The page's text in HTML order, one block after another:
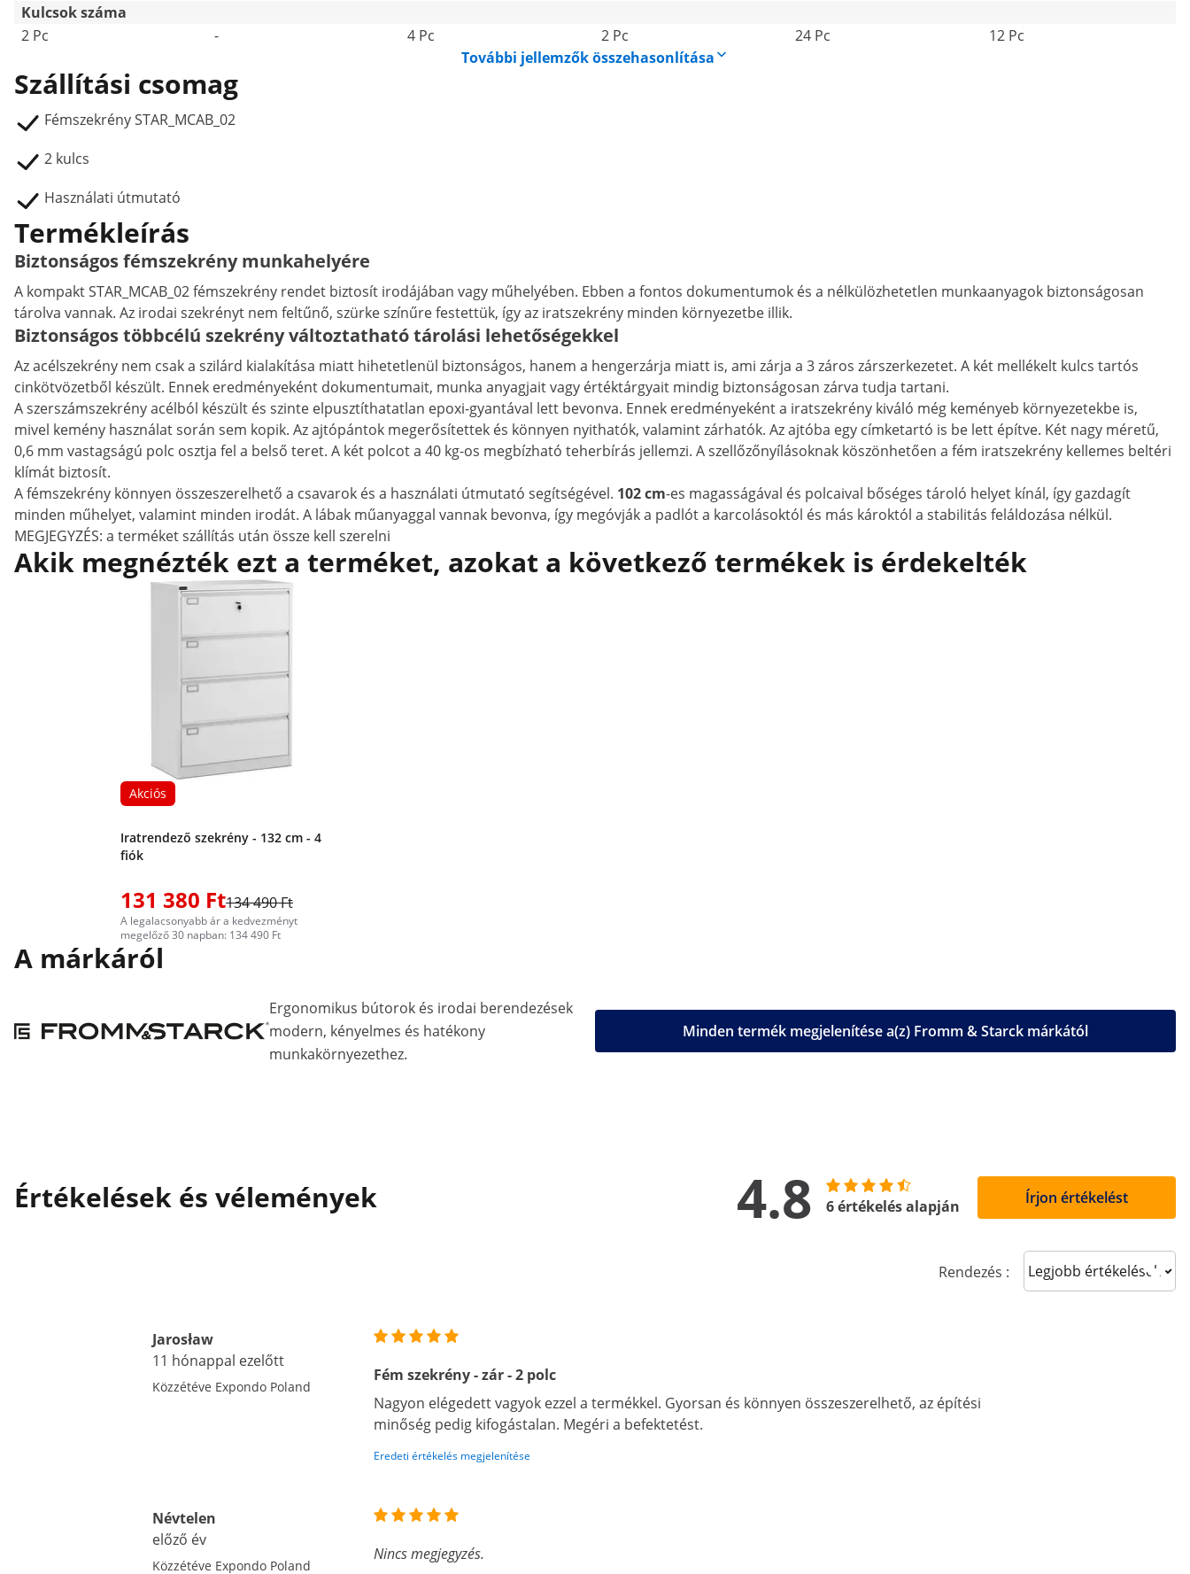
Kulcsok száma
2 Pc
- 4 Pc 2 Pc 24 Pc
12 Pc
További jellemzők összehasonlítása
Szállítási csomag
Fémszekrény STAR_MCAB_02
2 kulcs
Használati útmutató
Termékleírás
Biztonságos fémszekrény munkahelyére
A kompakt STAR_MCAB_02 fémszekrény rendet biztosít irodájában vagy műhelyében. Ebben a fontos dokumentumok és a nélkülözhetetlen munkaanyagok biztonságosan
tárolva vannak. Az irodai szekrényt nem feltűnő, szürke színűre festettük, így az iratszekrény minden környezetbe illik.
Biztonságos többcélú szekrény változtatható tárolási lehetőségekkel
Az acélszekrény nem csak a szilárd kialakítása miatt hihetetlenül biztonságos, hanem a hengerzárja miatt is, ami zárja a 3 záros zárszerkezetet. A két mellékelt kulcs tartós
cinkötvözetből készült. Ennek eredményeként dokumentumait, munka anyagjait vagy értéktárgyait mindig biztonságosan zárva tudja tartani.
A szerszámszekrény acélból készült és szinte elpusztíthatatlan epoxi-gyantával lett bevonva. Ennek eredményeként a iratszekrény kiváló még keményeb környezetekbe is,
mivel kemény használat során sem kopik. Az ajtópántok megerősítettek és könnyen nyithatók, valamint zárhatók. Az ajtóba egy címketartó is be lett építve. Két nagy méretű,
0,6 mm vastagságú polc osztja fel a belső teret. A két polcot a 40 kg-os megbízható teherbírás jellemzi. A szellőzőnyílásoknak köszönhetően a fém iratszekrény kellemes beltéri
klímát biztosít.
A fémszekrény könnyen összeszerelhető a csavarok és a használati útmutató segítségével. 102 cm-es magasságával és polcaival bőséges tároló helyet kínál, így gazdagít
minden műhelyet, valamint minden irodát. A lábak műanyaggal vannak bevonva, így megóvják a padlót a karcolásoktól és más károktól a stabilitás feláldozása nélkül.
MEGJEGYZÉS: a terméket szállítás után össze kell szerelni
Akik megnézték ezt a terméket, azokat a következő termékek is érdekelték
Akciós
Iratrendező szekrény - 132 cm - 4
fiók
131 380 Ft134 490 Ft
A legalacsonyabb ár a kedvezményt
megelőző 30 napban: 134 490 Ft
A márkáról
Ergonomikus bútorok és irodai berendezések
modern, kényelmes és hatékony
munkakörnyezethez.
Minden termék megjelenítése a(z) Fromm & Starck márkától
Értékelések és vélemények 4.8 6 értékelés alapján Írjon értékelést
Rendezés : Sort reviews
Jarosław
11 hónappal ezelőtt
Közzétéve Expondo Poland
Fém szekrény - zár - 2 polc
Nagyon elégedett vagyok ezzel a termékkel. Gyorsan és könnyen összeszerelhető, az építési
minőség pedig kifogástalan. Megéri a befektetést.
Eredeti értékelés megjelenítése
Névtelen
előző év
Közzétéve Expondo Poland
Nincs megjegyzés.